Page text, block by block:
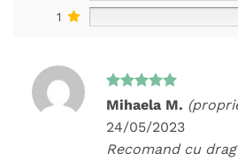
1
Evaluat la
5din 5
Mihaela M.
24/05/2023
Recomand cu